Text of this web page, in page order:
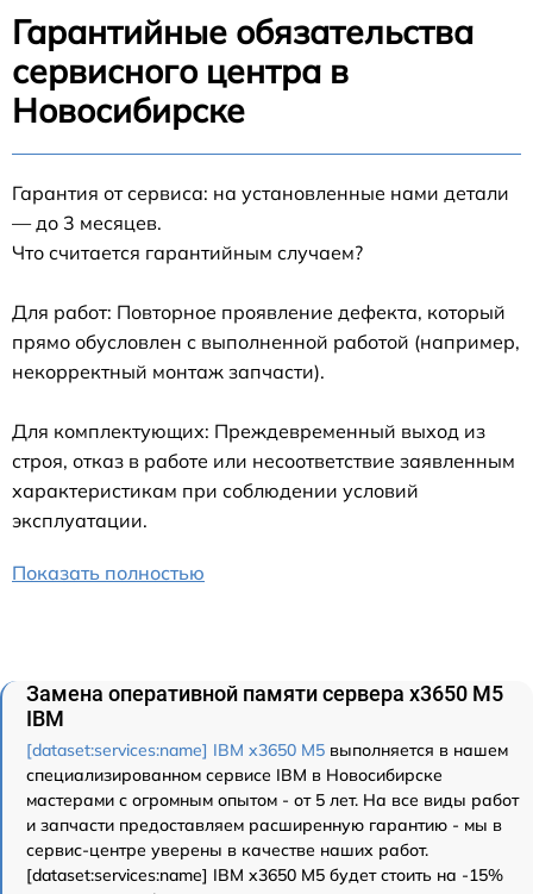
Гарантийные обязательства
сервисного центра в
Новосибирске
Гарантия от сервиса: на установленные нами детали
— до 3 месяцев.
Что считается гарантийным случаем?
Для работ: Повторное проявление дефекта, который
прямо обусловлен с выполненной работой (например,
некорректный монтаж запчасти).
Для комплектующих: Преждевременный выход из
строя, отказ в работе или несоответствие заявленным
характеристикам при соблюдении условий
эксплуатации.
Показать полностью
Замена оперативной памяти сервера x3650 M5
IBM
[dataset:services:name] IBM x3650 M5 выполняется в нашем
специализированном сервисе IBM в Новосибирске
мастерами с огромным опытом - от 5 лет. На все виды работ
и запчасти предоставляем расширенную гарантию - мы в
сервис-центре уверены в качестве наших работ.
[dataset:services:name] IBM x3650 M5 будет стоить на -15%